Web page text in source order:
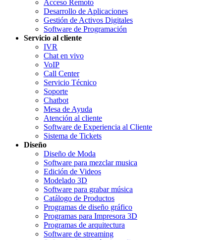
Acceso Remoto
Desarrollo de Aplicaciones
Gestión de Activos Digitales
Software de Programación
Servicio al cliente
IVR
Chat en vivo
VoIP
Call Center
Servicio Técnico
Soporte
Chatbot
Mesa de Ayuda
Atención al cliente
Software de Experiencia al Cliente
Sistema de Tickets
Diseño
Diseño de Moda
Software para mezclar musica
Edición de Videos
Modelado 3D
Software para grabar música
Catálogo de Productos
Programas de diseño gráfico
Programas para Impresora 3D
Programas de arquitectura
Software de streaming